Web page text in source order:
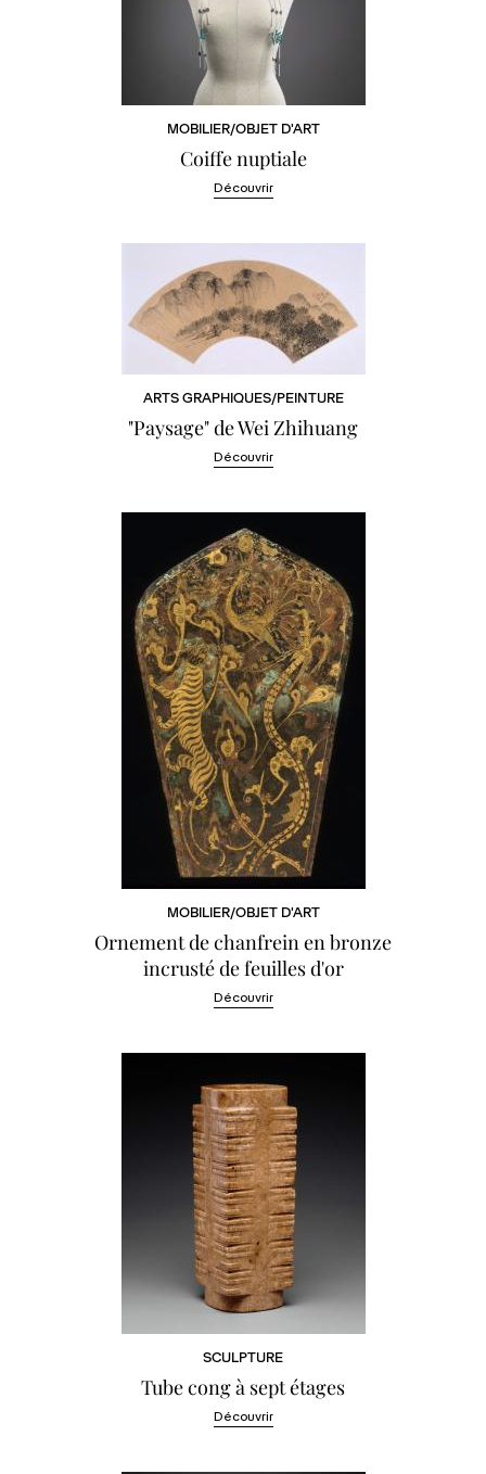
MOBILIER/OBJET D'ART
Coiffe nuptiale
Découvrir
ARTS GRAPHIQUES/PEINTURE
"Paysage" de Wei Zhihuang
Découvrir
MOBILIER/OBJET D'ART
Ornement de chanfrein en bronze
incrusté de feuilles d'or
Découvrir
SCULPTURE
Tube cong à sept étages
Découvrir